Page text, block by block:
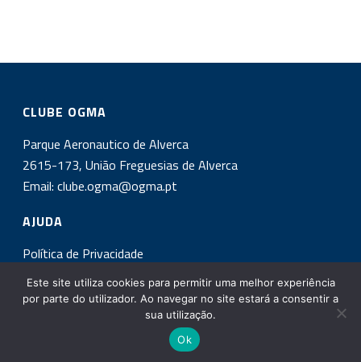
CLUBE OGMA
Parque Aeronautico de Alverca
2615-173, União Freguesias de Alverca
Email:clube.ogma@ogma.pt
AJUDA
Política de Privacidade
INSCREVA-SE NA NOSSA NEWSLETTER!
Copyright All Rights Reserved © 2017
Este site utiliza cookies para permitir uma melhor experiência
por parte do utilizador. Ao navegar no site estará a consentir a
sua utilização.
Ok